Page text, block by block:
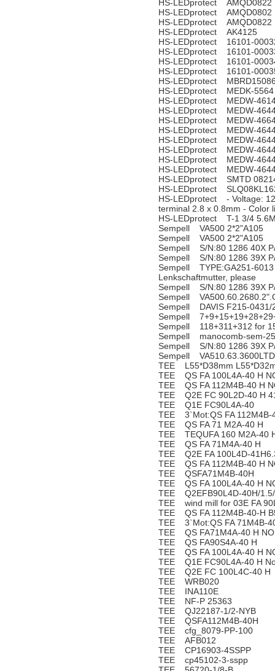
HS-LEDprotect AMQD0822
HS-LEDprotect AMQD0802
HS-LEDprotect AMQD0822
HS-LEDprotect AK4125
HS-LEDprotect 16101-
HS-LEDprotect 16101-
HS-LEDprotect 16101-
HS-LEDprotect 16101-
HS-LEDprotect
HS-LEDprotect MEDK-5564
HS-LEDprotect MEDW-
HS-LEDprotect MEDW-
HS-LEDprotect MEDW-
HS-LEDprotect MEDW-
HS-LEDprotect MEDW-
HS-LEDprotect MEDW-
HS-LEDprotect MEDW-
HS-LEDprotect MEDW-
HS-LEDprotect SMTD
HS-LEDprotect
HS-LEDprotect - Voltage:
terminal 2.8 x 0.8mm - Color
HS-LEDprotect T-1 3/4
Sempell VA500 2*2"A105
Sempell VA500 2*2"A105
Sempell S/N:80 1286 40X
Sempell S/N:80 1286 39X
Sempell TYPE:GA251-6013
Lenkschaftmutter, please
Sempell S/N:80 1286 39X
Sempell
Sempell DAVIS F215-0431/
Sempell
Sempell 118+311+312 for
Sempell manocomb-sem-
Sempell S/N:80 1286 39X
Sempell
TEE L55*D38mm
TEE QS FA 100L4A-40 H
TEE QS FA 112M4B-40 H
TEE Q2E FC 90L2D-40 H
TEE Q1E FC90L4A-40
TEE 3`Mot:QS FA 112M4B-
TEE QS FA 71 M2A-40 H
TEE TEQUFA 160 M2A-40
TEE QS FA 71M4A-40 H
TEE Q2E FA 100L4D-
TEE QS FA 112M4B-40 H
TEE QSFA71M4B-40H
TEE QS FA 100L4A-40 H
TEE Q2EFB90L4D-40H/
TEE wind mill for 03E FA
TEE QS FA 112M4B-40-H
TEE 3`Mot:QS FA 71M4B-
TEE QS FA71M4A-40 H
TEE QS FA90S4A-40 H
TEE QS FA 100L4A-40 H
TEE Q1E FC90L4A-40 H
TEE Q2E FC 100L4C-40 H
TEE WRB020
TEE INA110E
TEE NF-P 25363
TEE QJ22187-1/2-NYB
TEE QSFA112M4B-40H
TEE cfg_8079-PP-100
TEE AFB012
TEE CP16903-4SSPP
TEE cp45102-3-sspp